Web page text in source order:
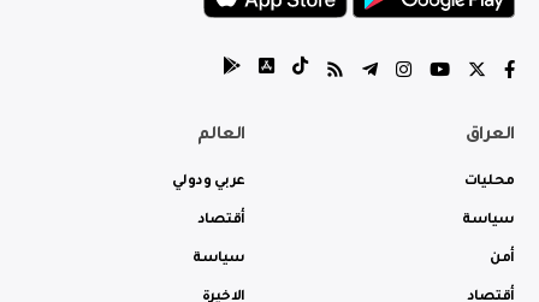
العراق
محليات
سياسة
أمن
أقتصاد
العالم
عربي ودولي
أقتصاد
سياسة
الاخيرة